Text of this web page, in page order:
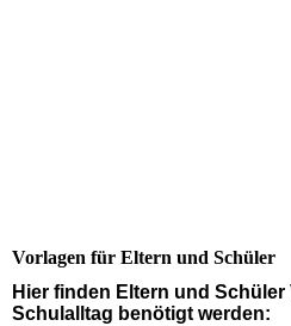
Vorlagen für Eltern und Schüler
Hier finden Eltern und Schüler
Schulalltag benötigt werden: